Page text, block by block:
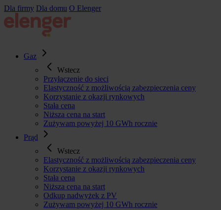
Przejdź
do
treści
Dla firmy Dla domu O Elenger
Gaz
Wstecz
Przyłączenie do sieci
Elastyczność z możliwością zabezpieczenia ceny
Korzystanie z okazji rynkowych
Stała cena
Niższa cena na start
Zużywam powyżej 10 GWh rocznie
Prąd
Wstecz
Elastyczność z możliwością zabezpieczenia ceny
Korzystanie z okazji rynkowych
Stała cena
Niższa cena na start
Odkup nadwyżek z PV
Zużywam powyżej 10 GWh rocznie